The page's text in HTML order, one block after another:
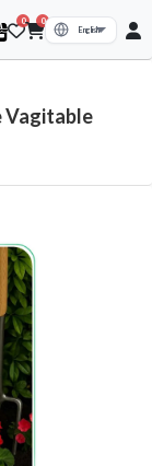
0 0
Vagitable